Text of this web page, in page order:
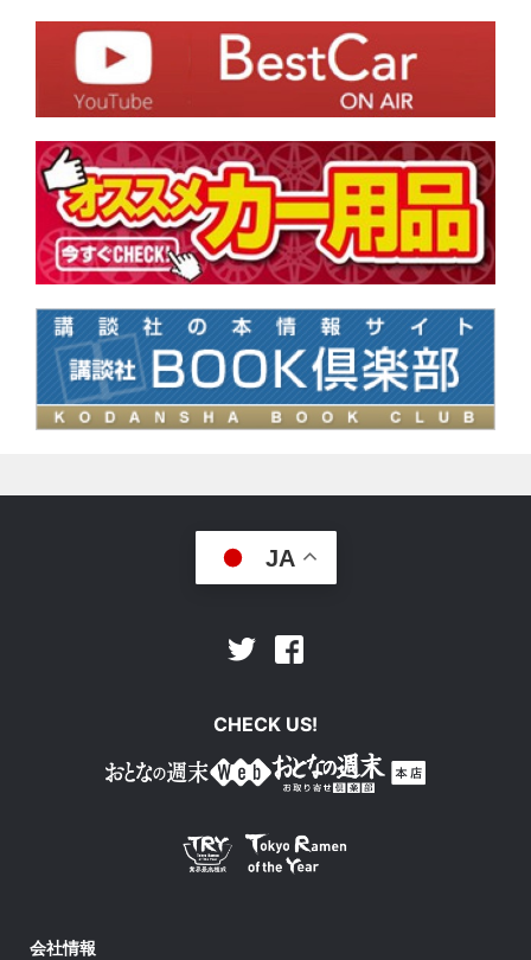
JA
Twitter
CHECK US!
会社情報